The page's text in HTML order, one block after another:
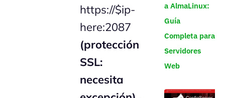
https://$ip-
here:2087
(protección
SSL:
necesita
a AlmaLinux:
Guía
Completa para
Servidores
Web